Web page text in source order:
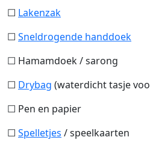
☐ Lakenzak
☐ Sneldrogende handdoek
☐ Hamamdoek / sarong
☐ Drybag (waterdicht tasje
☐ Pen en papier
☐ Spelletjes / speelkaarten